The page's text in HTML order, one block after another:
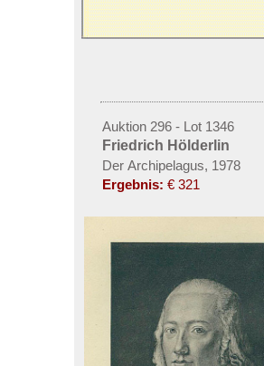
Auktion 296 - Lot 1346
Friedrich Hölderlin
Der Archipelagus, 1978
Ergebnis: € 321